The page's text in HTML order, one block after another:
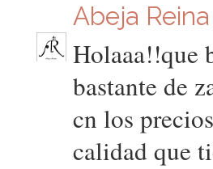
Abeja Reina
Holaaa!!que
bastante de
cn los
calidad que